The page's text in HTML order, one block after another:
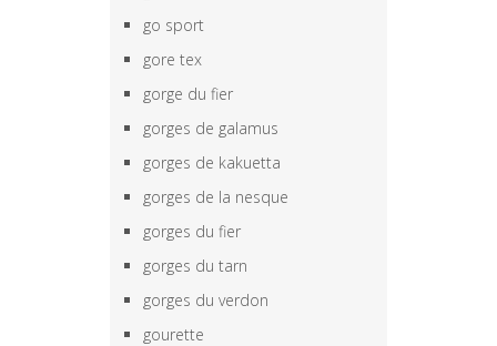
go sport
gore tex
gorge du fier
gorges de galamus
gorges de kakuetta
gorges de la nesque
gorges du fier
gorges du tarn
gorges du verdon
gourette